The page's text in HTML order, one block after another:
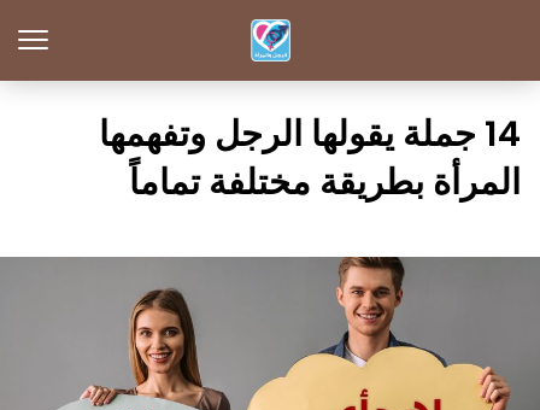
14 جملة يقولها الرجل وتفهمها
المرأة بطريقة مختلفة تماماً